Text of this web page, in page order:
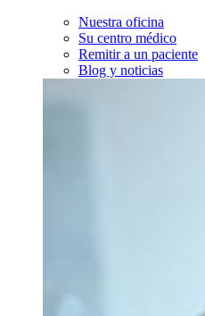
Nuestra oficina
Su centro médico
Remitir a un paciente
Blog y noticias